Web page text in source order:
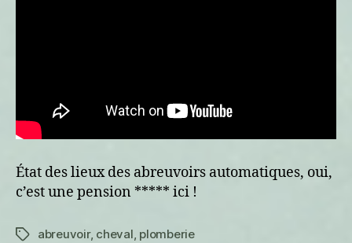
État des lieux des abreuvoirs automatiques, oui,
c’est une pension ***** ici !
Étiquettes
abreuvoir, cheval, plomberie